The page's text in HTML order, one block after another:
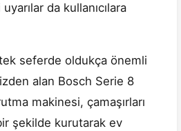
da kullanıcılara
seferde oldukça önemli
alan Bosch Serie 8
makinesi, çamaşırları
şekilde kurutarak ev